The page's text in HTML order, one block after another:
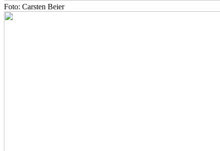
Foto: Carsten Beier